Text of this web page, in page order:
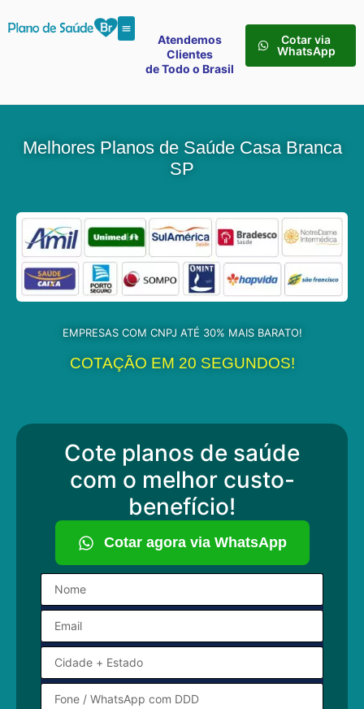
Atendemos
Clientes
de Todo o Brasil
Cotar via
WhatsApp
Melhores Planos de Saúde Casa Branca
SP
EMPRESAS COM CNPJ ATÉ 30% MAIS BARATO!
COTAÇÃO EM 20 SEGUNDOS!
Cote planos de saúde
com o melhor custo-
benefício!
Cotar agora via WhatsApp